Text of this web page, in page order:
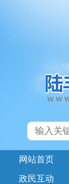
网站首页
政民互动